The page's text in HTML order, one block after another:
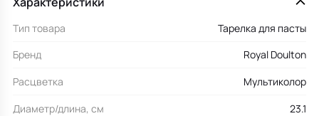
Тип товара
Тарелка для пасты
Бренд
Royal Doulton
Расцветка
Мультиколор
Диаметр/длина, см
23.1